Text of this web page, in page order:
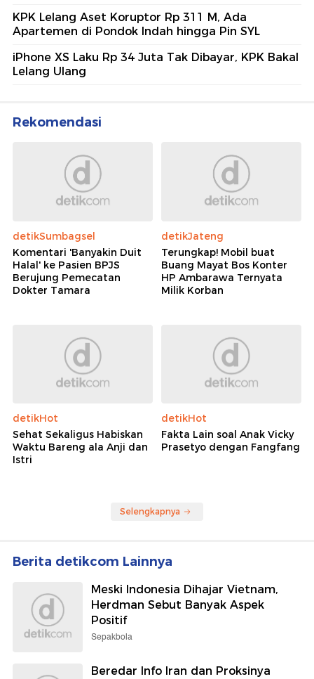
KPK Lelang Aset Koruptor Rp 311 M, Ada
Apartemen di Pondok Indah hingga Pin SYL
iPhone XS Laku Rp 34 Juta Tak Dibayar, KPK Bakal
Lelang Ulang
Rekomendasi
detikSumbagsel
Komentari 'Banyakin Duit
Halal' ke Pasien BPJS
Berujung Pemecatan
Dokter Tamara
detikJateng
Terungkap! Mobil buat
Buang Mayat Bos Konter
HP Ambarawa Ternyata
Milik Korban
detikHot
Sehat Sekaligus Habiskan
Waktu Bareng ala Anji dan
Istri
detikHot
Fakta Lain soal Anak Vicky
Prasetyo dengan Fangfang
Selengkapnya
Berita detikcom Lainnya
Meski Indonesia Dihajar Vietnam,
Herdman Sebut Banyak Aspek
Positif
Sepakbola
Beredar Info Iran dan Proksinya